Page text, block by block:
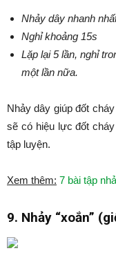
Nhảy dây nhanh
Nghỉ khoảng 15s
Lặp lại 5 lần, nghỉ
một lần nữa.
Nhảy dây giúp đốt
sẽ có hiệu lực đốt
tập luyện.
Xem thêm: 7 bài tập
9. Nhảy “xoắn”